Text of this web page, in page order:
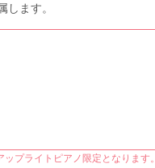
ます。
プライトピアノ限定となります。